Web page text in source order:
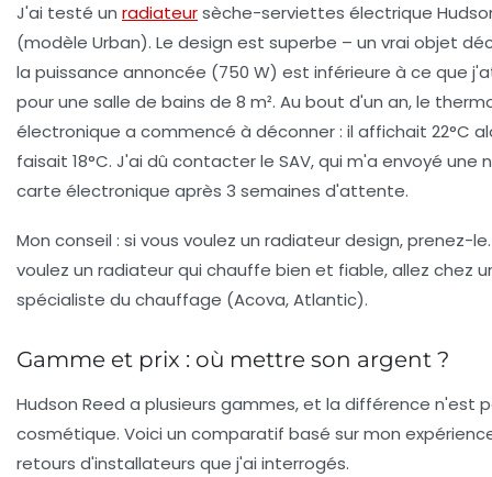
J'ai testé un radiateursèche-serviettes électrique
(modèle Urban). Le design est superbe – un vrai objet
la puissance annoncée (750 W) est inférieure à ce que
pour une salle de bains de 8 m². Au bout d'un an, le
électronique a commencé à déconner : il affichait 22°C
faisait 18°C. J'ai dû contacter le SAV, qui m'a envoyé une
carte électronique après 3 semaines d'attente.
Mon conseil : si vous voulez un radiateur design, prenez-
voulez un radiateur qui chauffe bien et fiable, allez chez
spécialiste du chauffage (Acova, Atlantic).
Gamme et prix : où mettre son argent ?
Hudson Reed a plusieurs gammes, et la différence n'est
cosmétique. Voici un comparatif basé sur mon
retours d'installateurs que j'ai interrogés.